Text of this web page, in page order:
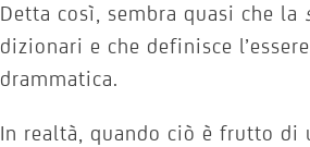
Detta così, sembra quasi che la
dizionari e che definisce
drammatica.
In realtà, quando ciò è frutto di